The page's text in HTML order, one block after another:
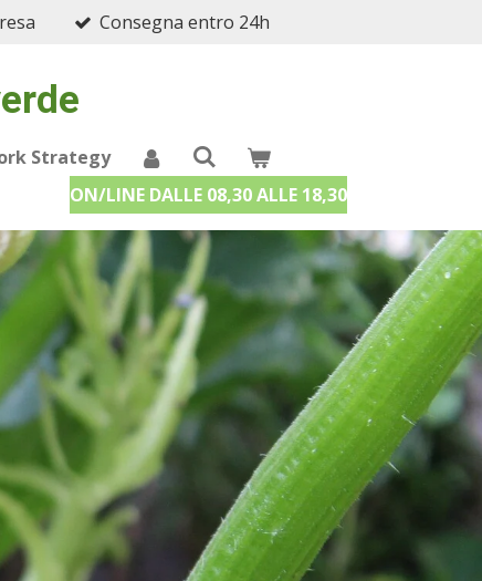
Consegna entro 24h
Strategy
ON/LINE DALLE 08,30 ALLE 18,30